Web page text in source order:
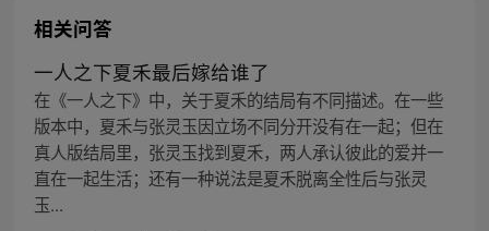
相关问答
一人之下夏禾最后嫁给谁了
在《一人之下》中，关于夏禾的结局有不同描述。在一些
版本中，夏禾与张灵玉因立场不同分开没有在一起；但在
真人版结局里，张灵玉找到夏禾，两人承认彼此的爱并一
直在一起生活；还有一种说法是夏禾脱离全性后与张灵
玉...